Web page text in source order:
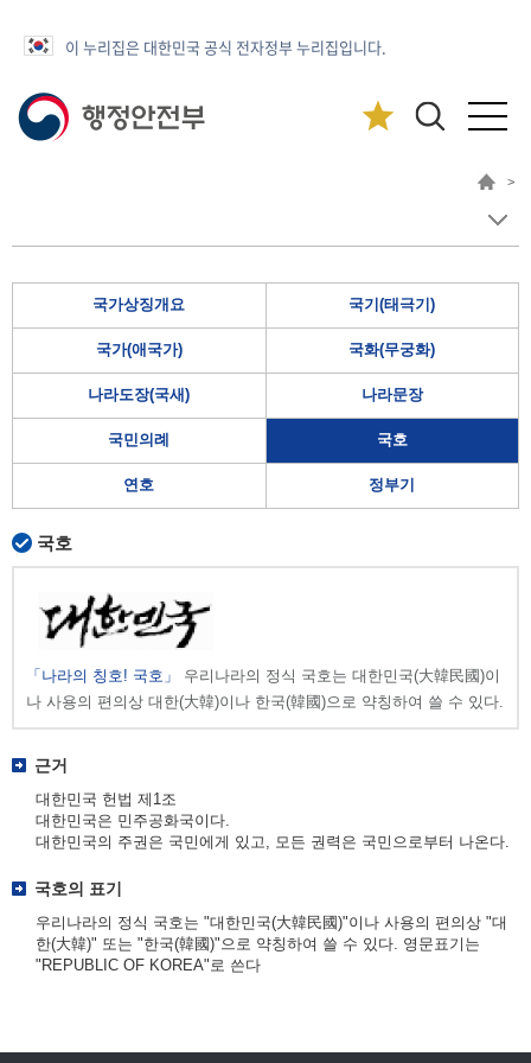
이 누리집은 대한민국 공식 전자정부 누리집입니다.
>
국가상징개요 국기(태극기)
국가(애국가) 국화(무궁화)
나라도장(국새) 나라문장
국민의례 국호
연호 정부기
국호
「나라의 칭호! 국호」
우리나라의 정식 국호는 대한민국(大韓民國)이
나 사용의 편의상 대한(大韓)이나 한국(韓國)으로 약칭하여 쓸 수 있다.
근거
대한민국 헌법 제1조
대한민국은 민주공화국이다.
대한민국의 주권은 국민에게 있고, 모든 권력은 국민으로부터 나온다.
국호의 표기
우리나라의 정식 국호는 "대한민국(大韓民國)"이나 사용의 편의상 "대
한(大韓)" 또는 "한국(韓國)"으로 약칭하여 쓸 수 있다. 영문표기는
"REPUBLIC OF KOREA"로 쓴다